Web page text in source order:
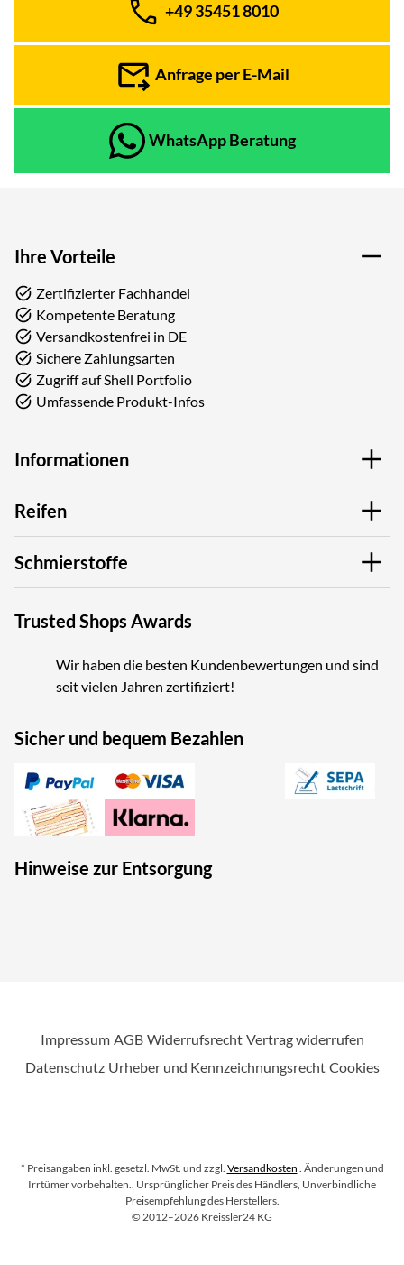
Telefon:
+49 35451 8010
Anfrage per E-Mail
WhatsApp Beratung
Ihre Vorteile
Zertifizierter Fachhandel
Kompetente Beratung
Versandkostenfrei in DE
Sichere Zahlungsarten
Zugriff auf Shell Portfolio
Umfassende Produkt-Infos
Informationen
Reifen
Schmierstoffe
Trusted Shops Awards
Wir haben die besten Kundenbewertungen und sind
seit vielen Jahren zertifiziert!
Sicher und bequem Bezahlen
Hinweise zur Entsorgung
Impressum AGB Widerrufsrecht Vertrag widerrufen
Datenschutz Urheber und Kennzeichnungsrecht Cookies
* Preisangaben inkl. gesetzl. MwSt. und zzgl. Versandkosten . Änderungen und
Irrtümer vorbehalten.
. Ursprünglicher Preis des Händlers, Unverbindliche
Preisempfehlung des Herstellers.
© Copyright
2012–2026 Kreissler24 KG